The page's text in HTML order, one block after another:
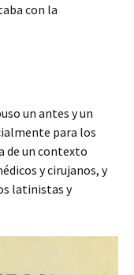
con la
un antes y un
para los
de un contexto
y cirujanos, y
latinistas y